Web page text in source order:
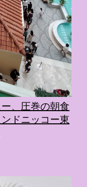
、圧巻の朝食
ドニッコー東